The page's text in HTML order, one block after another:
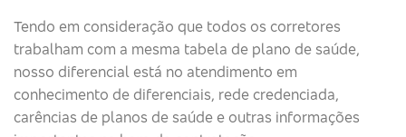
Tendo em consideração que todos os corretores
trabalham com a mesma tabela de plano de saúde,
nosso diferencial está no atendimento em
conhecimento de diferenciais, rede credenciada,
carências de planos de saúde e outras informações